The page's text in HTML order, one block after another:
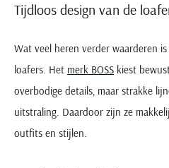
Tijdloos design van de
Wat veel heren verder waarderen
loafers. Het merk BOSS kiest
overbodige details, maar strakke
uitstraling. Daardoor zijn ze
outfits en stijlen.